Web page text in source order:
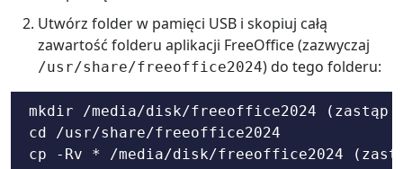
Utwórz folder w pamięci USB i skopiuj całą
zawartość folderu aplikacji FreeOffice (zazwyczaj
/usr/share/freeoffice2024) do tego folderu:
mkdir /media/disk/freeoffice2024 (zastąp
cd /usr/share/freeoffice2024
cp -Rv * /media/disk/freeoffice2024